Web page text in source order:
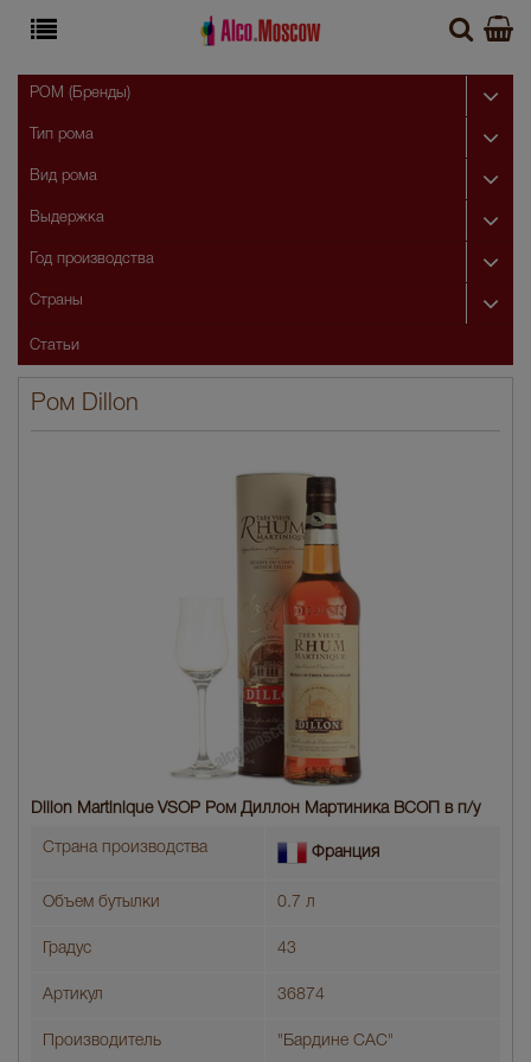
Ром Dillon
Dillon Martinique VSOP Ром Диллон Мартиника ВСОП в п/у
Страна производства Франция
Объем бутылки 0.7 л
Градус 43
Артикул 36874
Производитель "Бардине САС"
РОМ (Бренды)
Тип рома
Вид рома
Выдержка
Год производства
Страны
Статьи